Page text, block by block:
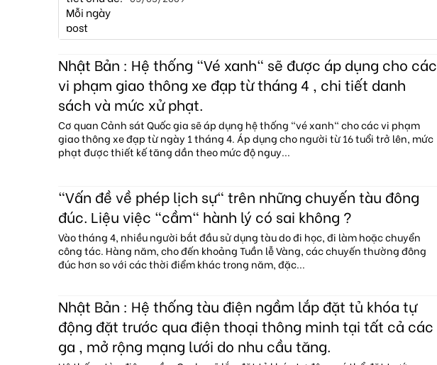
Nhật Bản : Hệ thống "Vé xanh" sẽ được áp dụng cho các
vi phạm giao thông xe đạp từ tháng 4 , chi tiết danh
sách và mức xử phạt.
Cơ quan Cảnh sát Quốc gia sẽ áp dụng hệ thống "vé xanh" cho các vi phạm
giao thông xe đạp từ ngày 1 tháng 4. Áp dụng cho người từ 16 tuổi trở lên, mức
phạt được thiết kế tăng dần theo mức độ nguy...
"Vấn đề về phép lịch sự" trên những chuyến tàu đông
đúc. Liệu việc "cầm" hành lý có sai không ?
Vào tháng 4, nhiều người bắt đầu sử dụng tàu do đi học, đi làm hoặc chuyển
công tác. Hàng năm, cho đến khoảng Tuần lễ Vàng, các chuyến thường đông
đúc hơn so với các thời điểm khác trong năm, đặc...
Nhật Bản : Hệ thống tàu điện ngầm lắp đặt tủ khóa tự
động đặt trước qua điện thoại thông minh tại tất cả các
ga , mở rộng mạng lưới do nhu cầu tăng.